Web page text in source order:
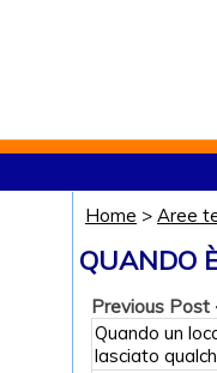
Home > Aree
QUANDO
Previous Post
Quando un
lasciato